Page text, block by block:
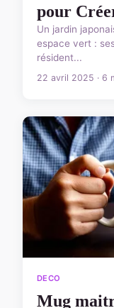
pour
Un jardin
espace vert :
résident...
22 avril 2025 · 6
DECO
Mug